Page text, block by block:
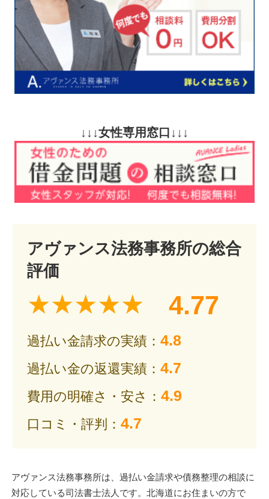
↓↓↓女性専用窓口↓↓↓
アヴァンス法務事務所の総合
評価
4.77
過払い金請求の実績： 4.8
過払い金の返還実績： 4.7
費用の明確さ・安さ： 4.9
口コミ・評判： 4.7
アヴァンス法務事務所は、過払い金請求や債務整理の相談に
対応している司法書士法人です。北海道にお住まいの方で